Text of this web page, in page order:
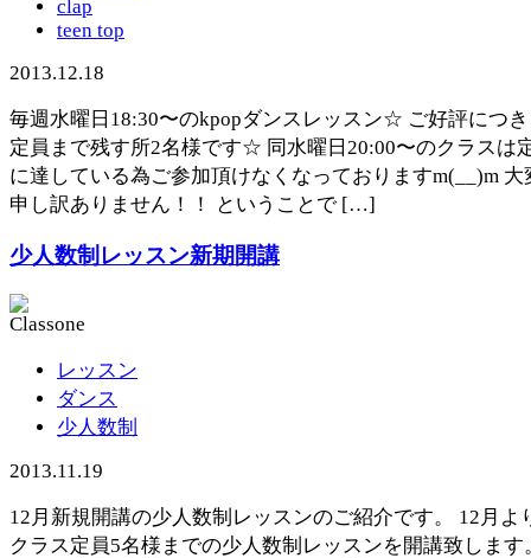
clap
teen top
2013.12.18
毎週水曜日18:30〜のkpopダンスレッスン☆ ご好評につ
定員まで残す所2名様です☆ 同水曜日20:00〜のクラスは
に達している為ご参加頂けなくなっておりますm(__)m 大
申し訳ありません！！ ということで […]
少人数制レッスン新期開講
レッスン
ダンス
少人数制
2013.11.19
12月新規開講の少人数制レッスンのご紹介です。 12月よ
クラス定員5名様までの少人数制レッスンを開講致します